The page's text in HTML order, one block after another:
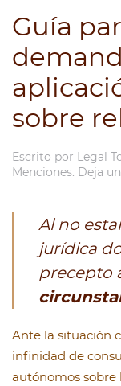
Guía
sobre
Escrito por Legal
Menciones. Deja
Al no
jurídica
precepto
Ante la situación
infinidad de
autónomos sobre